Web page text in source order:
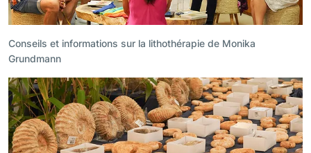
Conseils et informations sur la lithothérapie de Monika
Grundmann